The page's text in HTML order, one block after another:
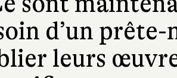
d’un
leurs